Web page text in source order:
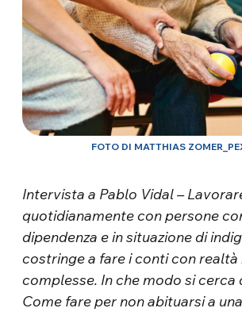
FOTO DI MATTHIAS
Intervista a Pablo Vidal –
quotidianamente con persone
dipendenza e in situazione di
costringe a fare i conti con
complesse. In che modo si cerca
Come fare per non abituarsi a